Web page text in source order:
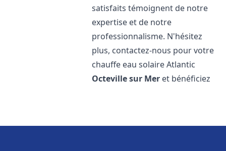
satisfaits témoignent de notre
expertise et de notre
professionnalisme. N'hésitez
plus, contactez-nous pour votre
chauffe eau solaire Atlantic
Octeville sur Mer et bénéficiez